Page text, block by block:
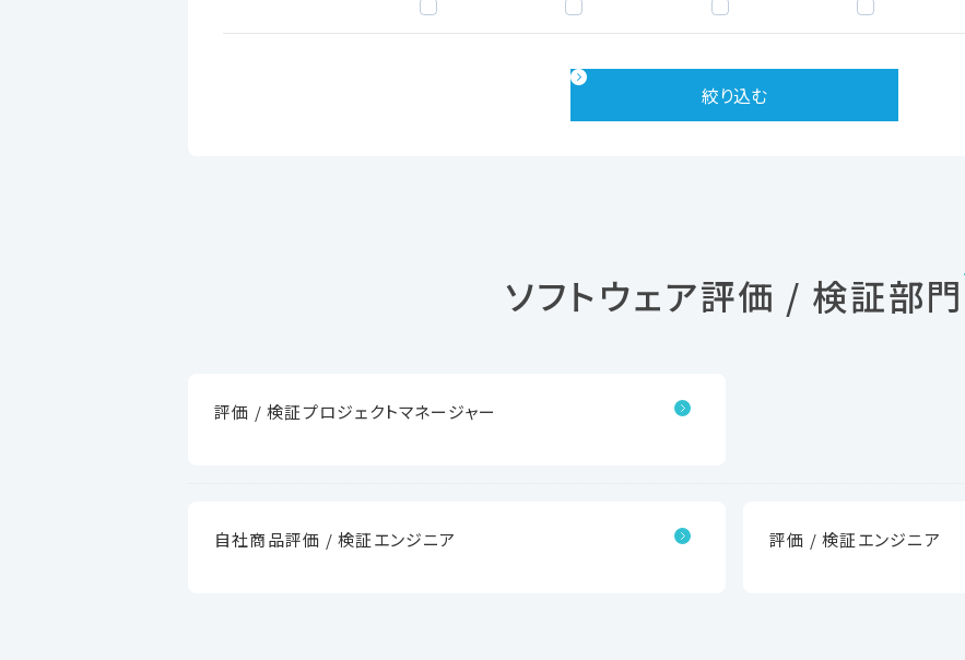
絞り込む
ソフトウェア評価 / 検証部門
評価 / 検証プロジェクトマネージャー
自社商品評価 / 検証エンジニア 評価 / 検証エンジニア